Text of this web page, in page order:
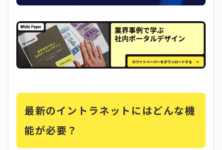
最新のイントラネットにはどんな機
能が必要？